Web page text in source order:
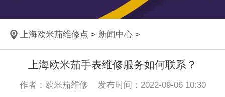
上海市黄浦区南京东路299号宏伊国际广场写字楼8层806室欧米茄售后服务中心（需提前预约）
上海欧米茄维修点 > 新闻中心>
上海欧米茄手表维修服务如何联系？
作者：欧米茄维修 发布时间：2022-09-06 10:30